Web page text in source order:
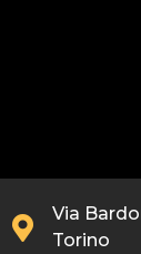
Via
Torino